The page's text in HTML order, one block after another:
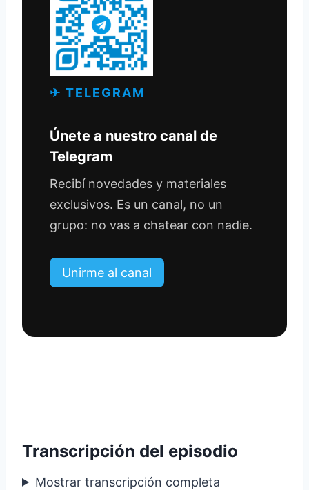
✈ TELEGRAM
Únete a nuestro canal de
Telegram
Recibí novedades y materiales
exclusivos. Es un canal, no un
grupo: no vas a chatear con nadie.
Unirme al canal
Transcripción del episodio
Mostrar transcripción completa